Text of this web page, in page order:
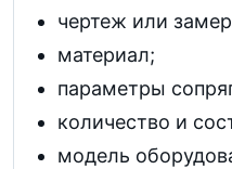
чертеж или
материал;
параметры
количество и
модель